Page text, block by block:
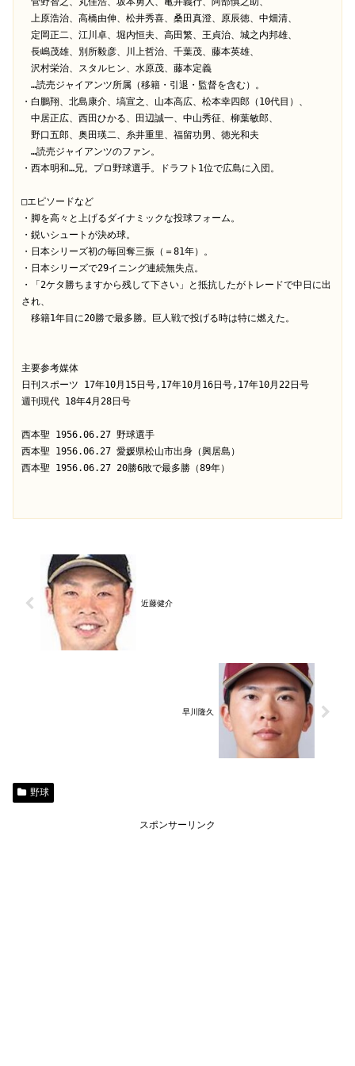
上原浩治、高橋由伸、松井秀喜、桑田真澄、原辰徳、中畑清、
定岡正二、江川卓、堀内恒夫、高田繁、王貞治、城之内邦雄、
長嶋茂雄、別所毅彦、川上哲治、千葉茂、藤本英雄、
沢村栄治、スタルヒン、水原茂、藤本定義
…読売ジャイアンツ所属（移籍・引退・監督を含む）。
・白鵬翔、北島康介、塙宣之、山本高広、松本幸四郎（10代目）、
中居正広、西田ひかる、田辺誠一、中山秀征、柳葉敏郎、
野口五郎、奥田瑛二、糸井重里、福留功男、徳光和夫
…読売ジャイアンツのファン。
・西本明和…兄。プロ野球選手。ドラフト1位で広島に入団。
□エピソードなど
・脚を高々と上げるダイナミックな投球フォーム。
・鋭いシュートが決め球。
・日本シリーズ初の毎回奪三振（＝81年）。
・日本シリーズで29イニング連続無失点。
・「2ケタ勝ちますから残して下さい」と抵抗したがトレードで中日に出
され、
移籍1年目に20勝で最多勝。巨人戦で投げる時は特に燃えた。
主要参考媒体
日刊スポーツ 17年10月15日号,17年10月16日号,17年10月22日号
週刊現代 18年4月28日号
西本聖 1956.06.27 野球選手
西本聖 1956.06.27 愛媛県松山市出身（興居島）
西本聖 1956.06.27 20勝6敗で最多勝（89年）
近藤健介
早川隆久
野球
スポンサーリンク